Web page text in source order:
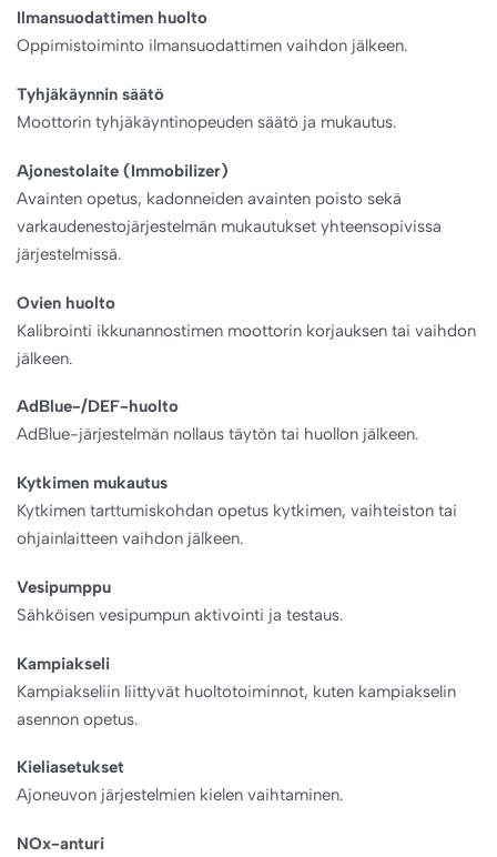
Ilmansuodattimen huolto
Oppimistoiminto ilmansuodattimen vaihdon jälkeen.
Tyhjäkäynnin säätö
Moottorin tyhjäkäyntinopeuden säätö ja mukautus.
Ajonestolaite (Immobilizer)
Avainten opetus, kadonneiden avainten poisto sekä
varkaudenestojärjestelmän mukautukset yhteensopivissa
järjestelmissä.
Ovien huolto
Kalibrointi ikkunannostimen moottorin korjauksen tai vaihdon
jälkeen.
AdBlue-/DEF-huolto
AdBlue-järjestelmän nollaus täytön tai huollon jälkeen.
Kytkimen mukautus
Kytkimen tarttumiskohdan opetus kytkimen, vaihteiston tai
ohjainlaitteen vaihdon jälkeen.
Vesipumppu
Sähköisen vesipumpun aktivointi ja testaus.
Kampiakseli
Kampiakseliin liittyvät huoltotoiminnot, kuten kampiakselin
asennon opetus.
Kieliasetukset
Ajoneuvon järjestelmien kielen vaihtaminen.
NOx-anturi